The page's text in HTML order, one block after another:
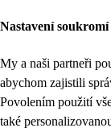
Nastavení soukromí
My a naši partneři
abychom zajistili
Povolením použití
také